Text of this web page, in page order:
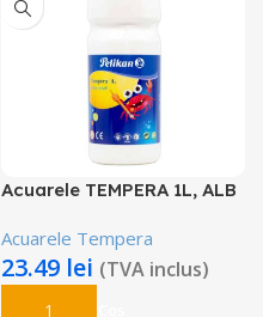
Acuarele TEMPERA 1L, ALB
Acuarele Tempera
23.49 lei (TVA inclus)
Adaugă În Coș